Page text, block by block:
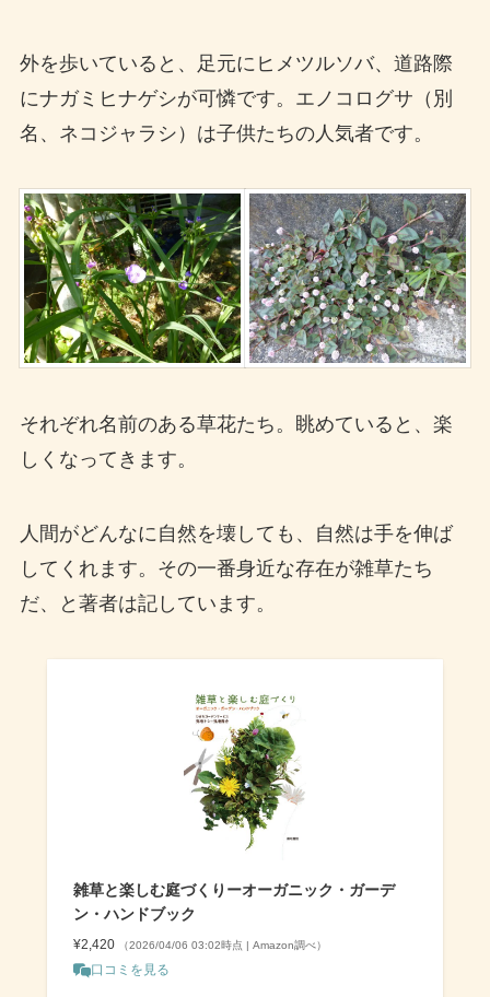
外を歩いていると、足元にヒメツルソバ、道路際
にナガミヒナゲシが可憐です。エノコログサ（別
名、ネコジャラシ）は子供たちの人気者です。
それぞれ名前のある草花たち。眺めていると、楽
しくなってきます。
人間がどんなに自然を壊しても、自然は手を伸ば
してくれます。その一番身近な存在が雑草たち
だ、と著者は記しています。
雑草と楽しむ庭づくりーオーガニック・ガーデ
ン・ハンドブック
¥2,420 （2026/04/06 03:02時点 | Amazon調べ）
口コミを見る